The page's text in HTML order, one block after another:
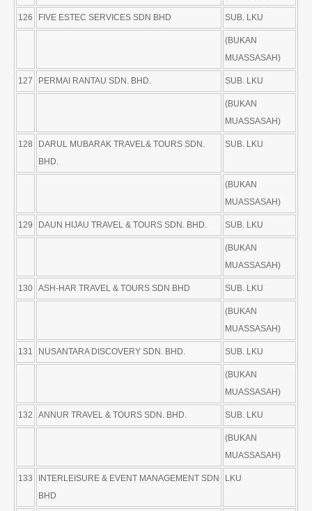
126 FIVE ESTEC SERVICES SDN BHD SUB. LKU
(BUKAN
MUASSASAH)
127 PERMAI RANTAU SDN. BHD. SUB. LKU
(BUKAN
MUASSASAH)
128
DARUL MUBARAK TRAVEL& TOURS SDN.
BHD.
SUB. LKU
(BUKAN
MUASSASAH)
129 DAUN HIJAU TRAVEL & TOURS SDN. BHD. SUB. LKU
(BUKAN
MUASSASAH)
130 ASH-HAR TRAVEL & TOURS SDN BHD SUB. LKU
(BUKAN
MUASSASAH)
131 NUSANTARA DISCOVERY SDN. BHD. SUB. LKU
(BUKAN
MUASSASAH)
132 ANNUR TRAVEL & TOURS SDN. BHD. SUB. LKU
(BUKAN
MUASSASAH)
133
INTERLEISURE & EVENT MANAGEMENT SDN
BHD
LKU